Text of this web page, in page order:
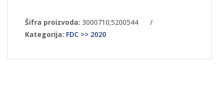
Šifra proizvoda: 3000710;5200544
/
Kategorija: FDC >> 2020